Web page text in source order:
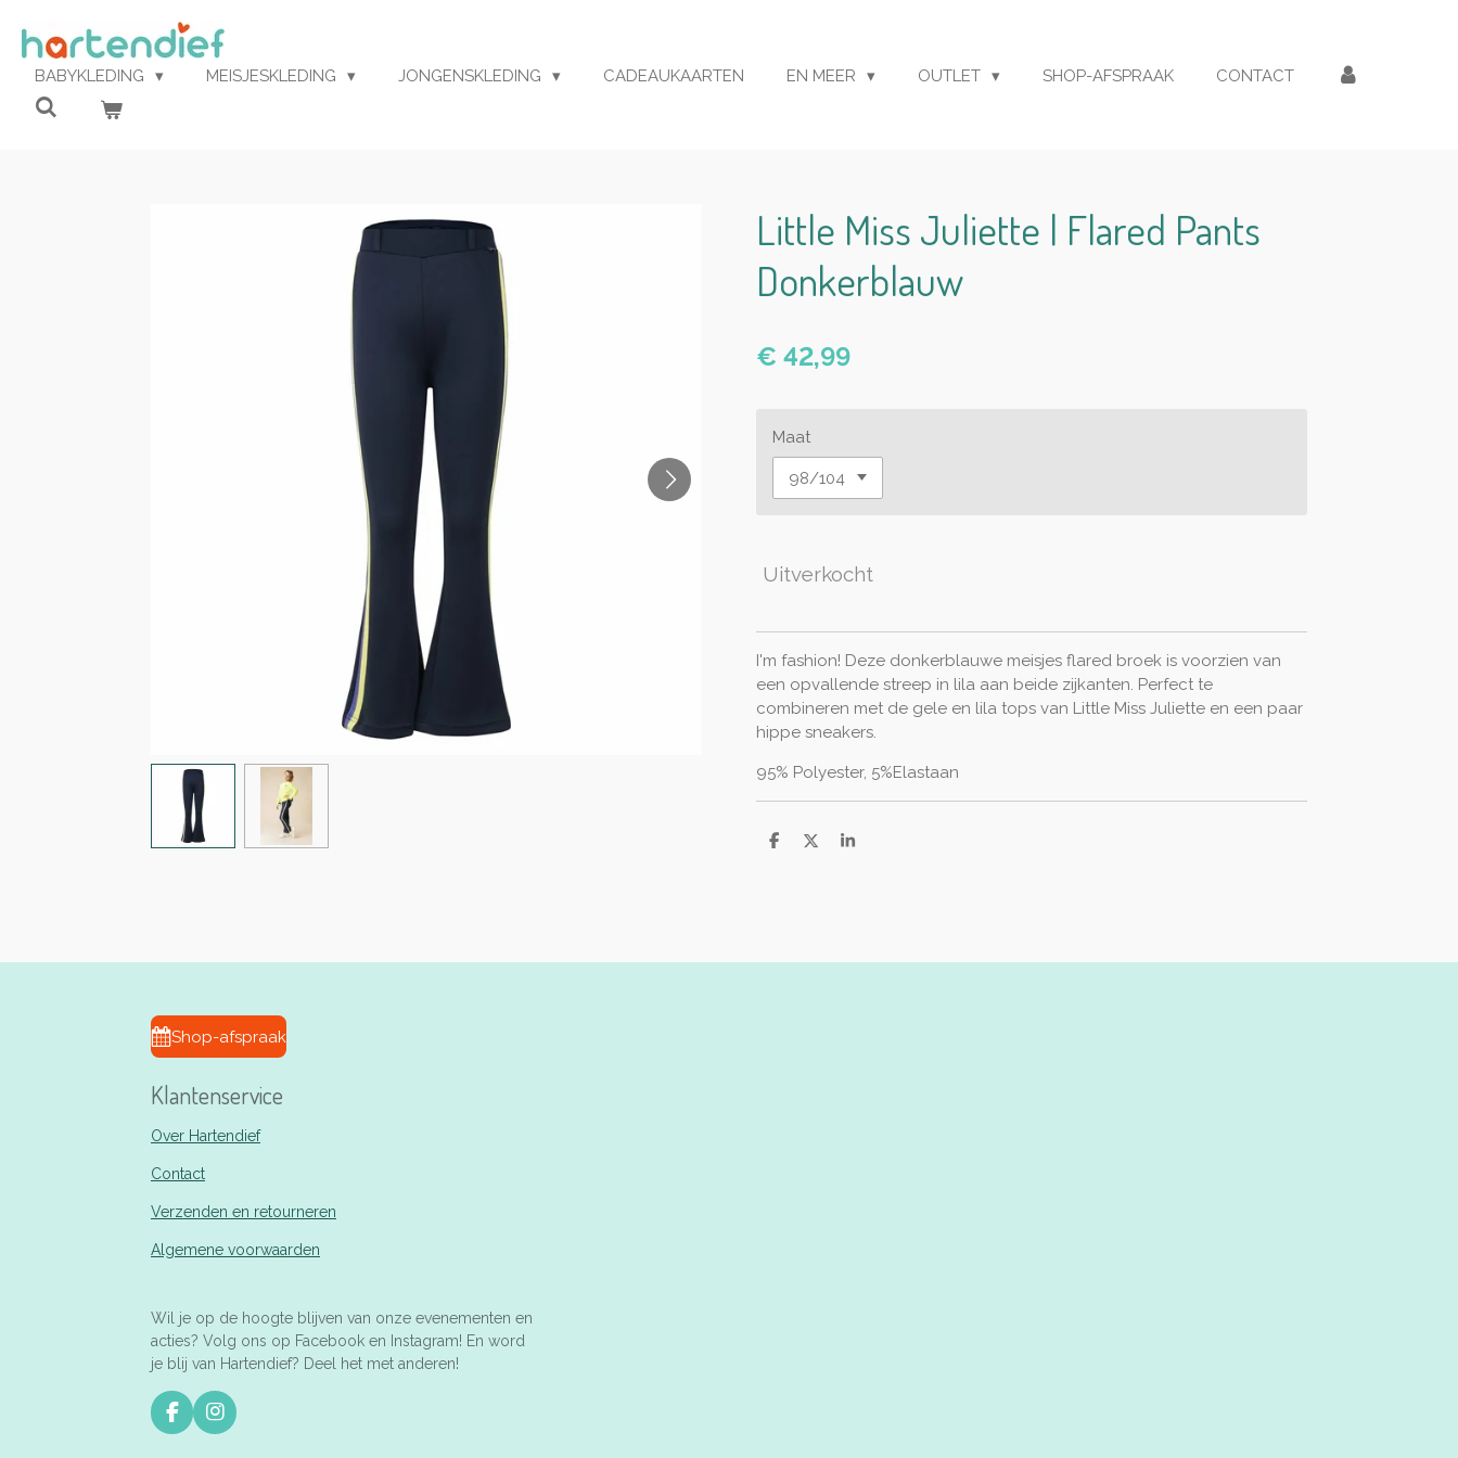
direct
naar
hoofdinhoud
BABYKLEDING MEISJESKLEDING JONGENSKLEDING CADEAUKAARTEN EN MEER OUTLET SHOP-AFSPRAAK CONTACT
Little Miss Juliette | Flared Pants
Donkerblauw
€ 42,99
Maat
Uitverkocht
I'm fashion! Deze donkerblauwe meisjes flared broek is voorzien van
een opvallende streep in lila aan beide zijkanten. Perfect te
combineren met de gele en lila tops van Little Miss Juliette en een paar
hippe sneakers.
95% Polyester, 5%Elastaan
D
D
S
Shop-afspraak
Klantenservice
Over Hartendief
Contact
Verzenden en retourneren
Algemene voorwaarden
Wil je op de hoogte blijven van onze evenementen en
acties? Volg ons op Facebook en Instagram! En word
je blij van Hartendief? Deel het met anderen!
F
a
I
n